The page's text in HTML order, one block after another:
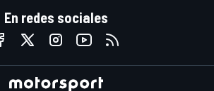
En redes sociales